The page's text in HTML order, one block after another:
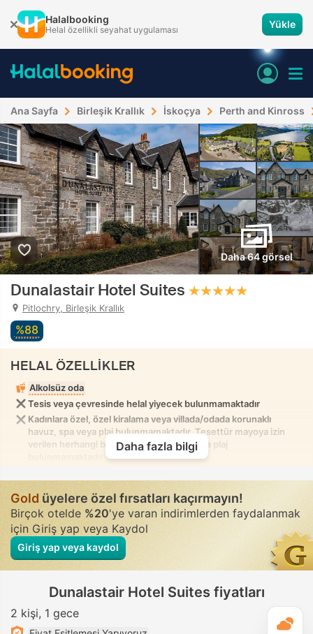
Halalbooking
Helal özellikli seyahat uygulaması Yükle
Ana Sayfa Birleşik Krallık İskoçya Perth and Kinross
Daha 64 görsel
Dunalastair Hotel Suites
Pitlochry, Birleşik Krallık
%88
HELAL ÖZELLİKLER
Alkolsüz oda
Tesis veya çevresinde helal yiyecek bulunmamaktadır
Kadınlara özel, özel kiralama veya villada/odada korunaklı
havuz, spa veya plaj bulunmamaktadır. Tesettür mayoya izin
verilen herhangi bir karışık havuz, spa veya plaj
Daha fazla bilgi
Goldüyelere özel fırsatları kaçırmayın!
Birçok otelde%20'ye varan indirimlerden faydalanmak
için Giriş yap veya Kaydol
Giriş yap veya kaydol
Dunalastair Hotel Suites fiyatları
2 kişi 1 gece